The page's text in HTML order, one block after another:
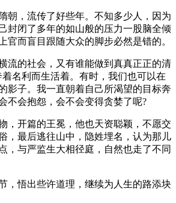
朝，流传了好些年。不知多少人，因为
封闭了多年的如山般的压力一股脑全倾
官而盲目跟随大众的脚步必然是错的。
流的社会，又有谁能做到真真正正的清
名利而生活着。有时，我们也可以在
影子。我一直朝着自己所渴望的目标奔
不会抱怨，会不会变得贪婪了呢?
，开篇的王冕，他也天资聪颖，不愿交
，最后逃往山中，隐姓埋名，认为那儿
，与严监生大相径庭，自然也走了不同
，悟出些许道理，继续为人生的路添块